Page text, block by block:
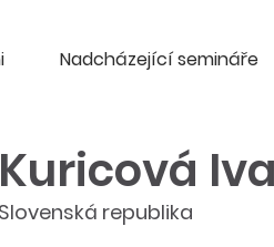
Nadcházející semináře
Kuricová
Slovenská republika